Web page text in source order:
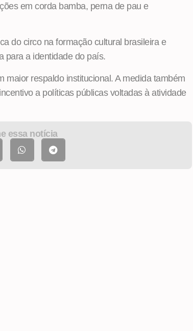
em corda bamba, perna de pau e
do circo na formação cultural brasileira e
para a identidade do país.
maior respaldo institucional. A medida também
a políticas públicas voltadas à atividade
essa notícia